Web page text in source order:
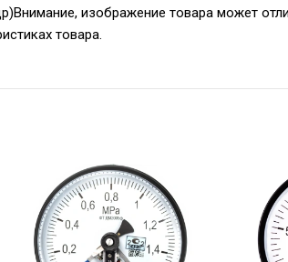
изображение товара может
товара.